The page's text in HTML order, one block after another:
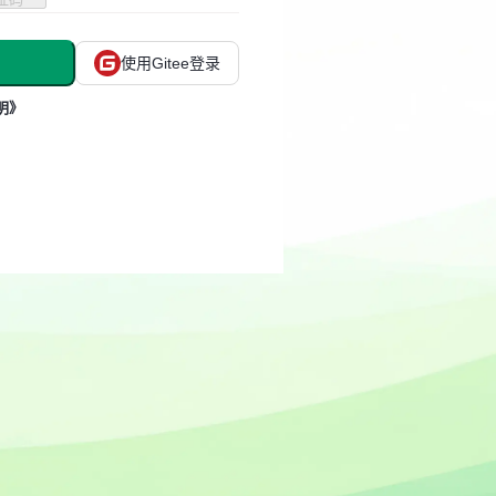
使用Gitee登录
》